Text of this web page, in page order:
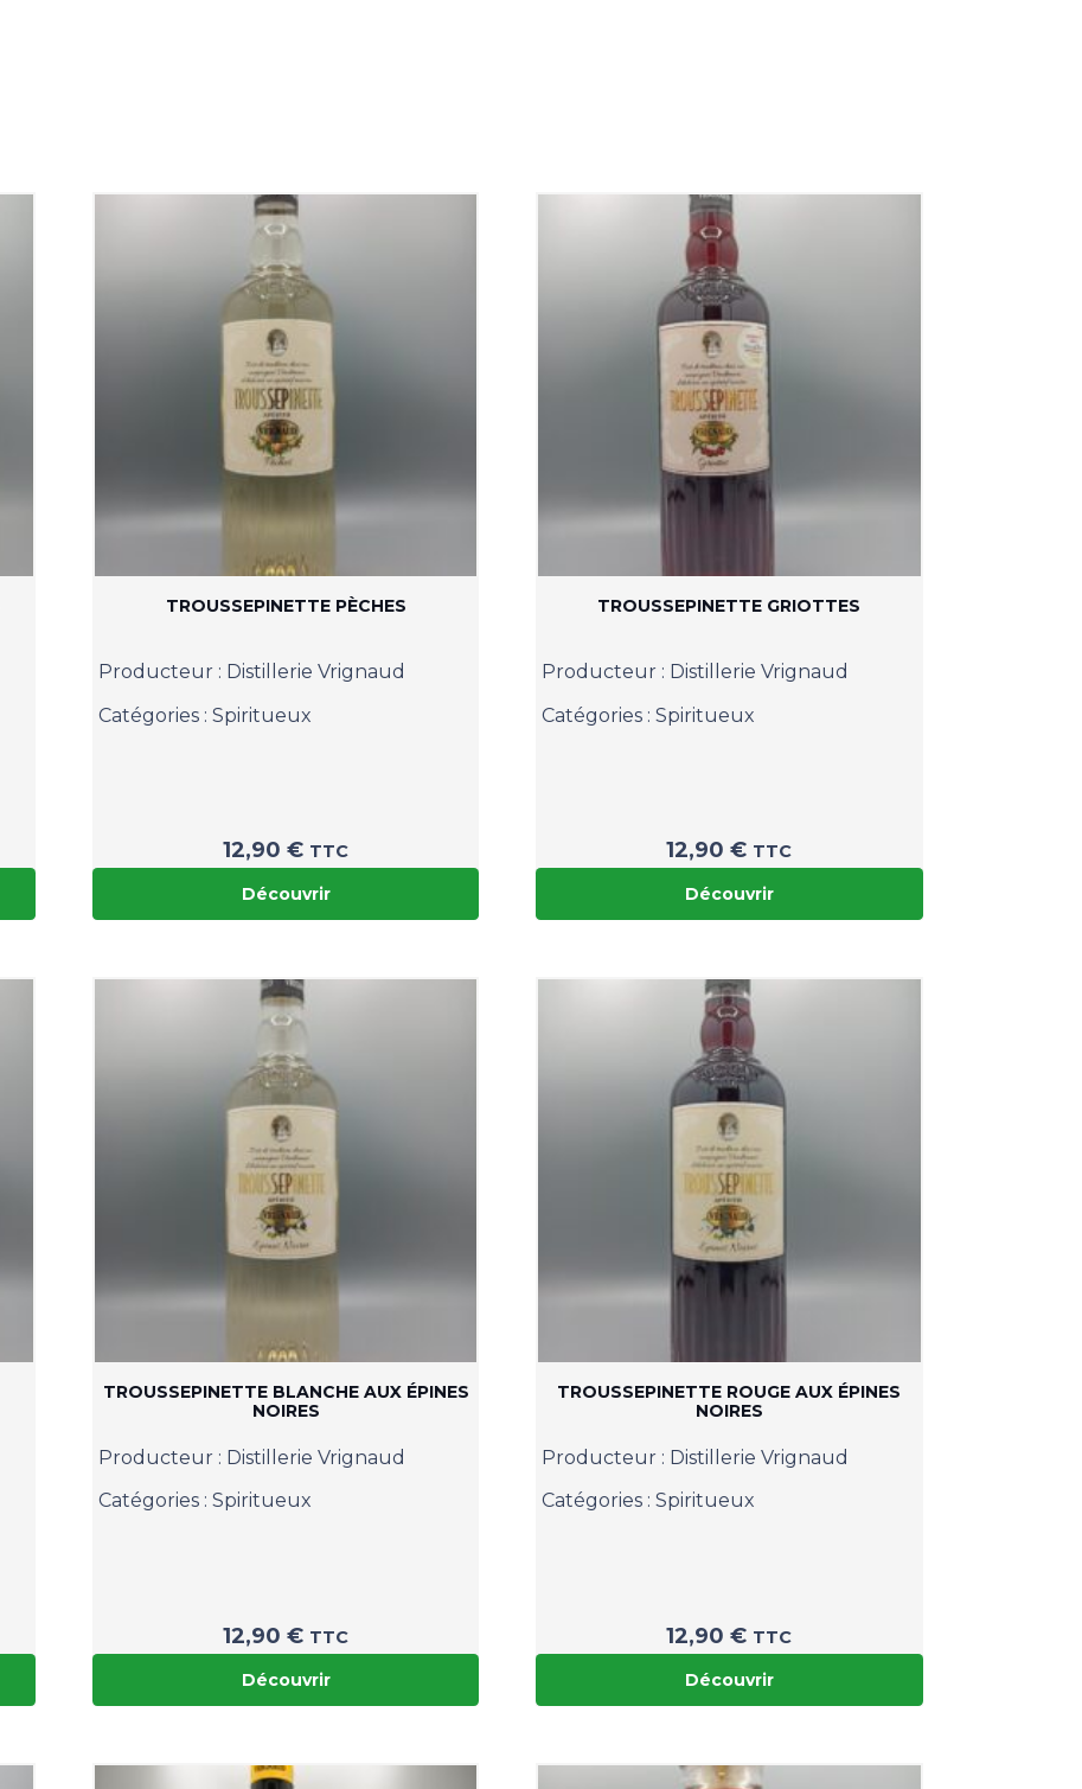
TROUSSEPINETTE PÈCHES
Producteur : Distillerie Vrignaud
Catégories : Spiritueux
12,90 € TTC
Découvrir
TROUSSEPINETTE GRIOTTES
Producteur : Distillerie Vrignaud
Catégories :Spiritueux
12,90€ TTC
Découvrir
TROUSSEPINETTE BLANCHE AUX ÉPINES
NOIRES
Producteur : Distillerie Vrignaud
Catégories : Spiritueux
12,90 € TTC
Découvrir
TROUSSEPINETTE ROUGE AUX ÉPINES
NOIRES
Producteur : Distillerie Vrignaud
Catégories :Spiritueux
12,90€ TTC
Découvrir